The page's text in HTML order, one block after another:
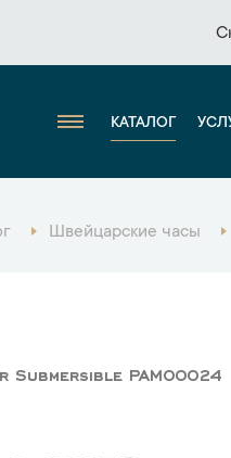
КАТАЛОГ
Швейцарские часы
Submersible PAM00024